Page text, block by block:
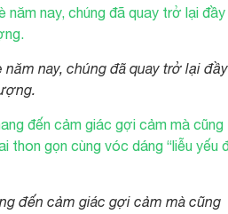
nay, chúng đã quay trở lại đầy
đến cảm giác gợi cảm mà cũng